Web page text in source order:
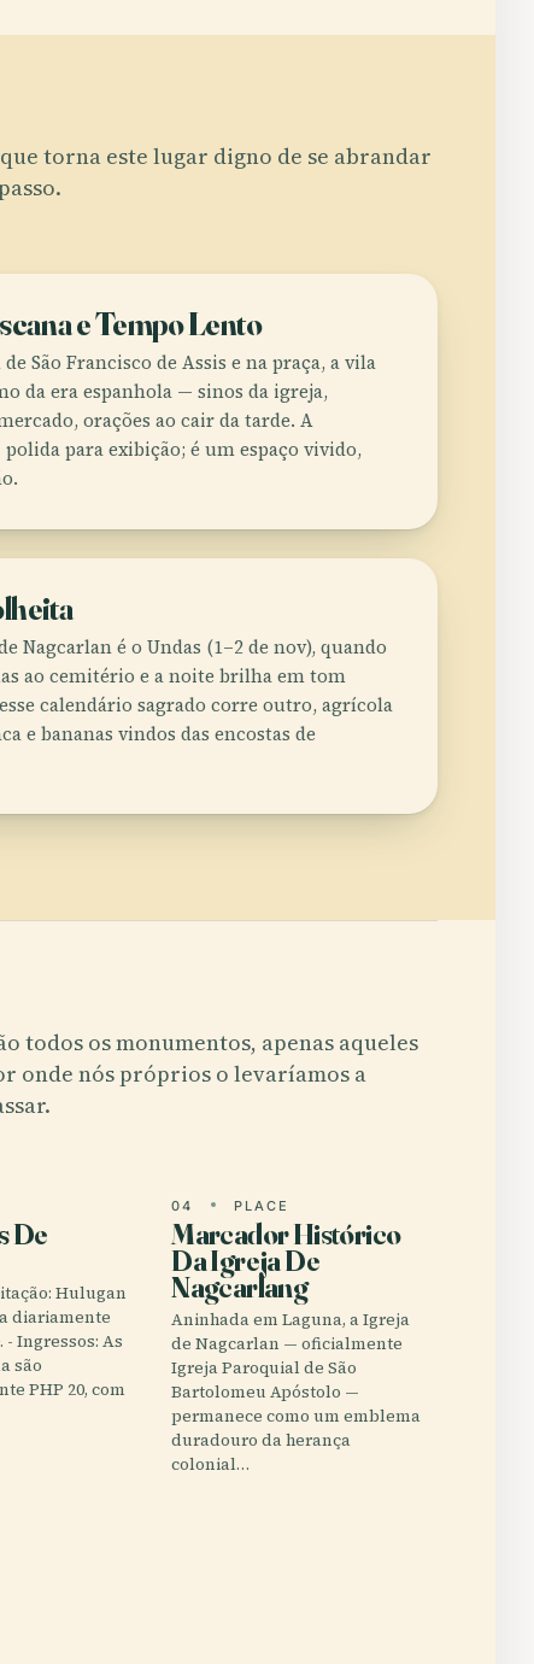
torna este lugar digno de se abrandar
e Tempo Lento
São Francisco de Assis e na praça, a vila
da era espanhola — sinos da igreja,
orações ao cair da tarde. A
para exibição; é um espaço vivido,
Nagcarlan é o Undas (1–2 de nov), quando
ao cemitério e a noite brilha em tom
calendário sagrado corre outro, agrícola
e bananas vindos das encostas de
todos os monumentos, apenas aqueles
onde nós próprios o levaríamos a
De
Hulugan
diariamente
- Ingressos: As
são
PHP 20, com
04 PLACE
Marcador Histórico
Da Igreja De
Nagcarlang
Aninhada em Laguna, a Igreja
de Nagcarlan — oficialmente
Igreja Paroquial de São
Bartolomeu Apóstolo —
permanece como um emblema
duradouro da herança
colonial…